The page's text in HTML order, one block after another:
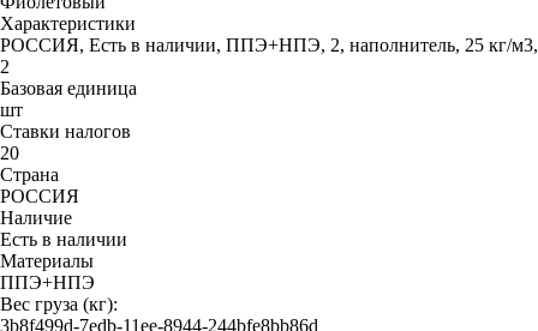
Характеристики
РОССИЯ, Есть в наличии, ППЭ+НПЭ, 2, наполнитель, 25 кг/м3,
2
Базовая единица
шт
Ставки налогов
20
Страна
РОССИЯ
Наличие
Есть в наличии
Материалы
ППЭ+НПЭ
Вес груза (кг):
3b8f499d-7edb-11ee-8944-244bfe8bb86d